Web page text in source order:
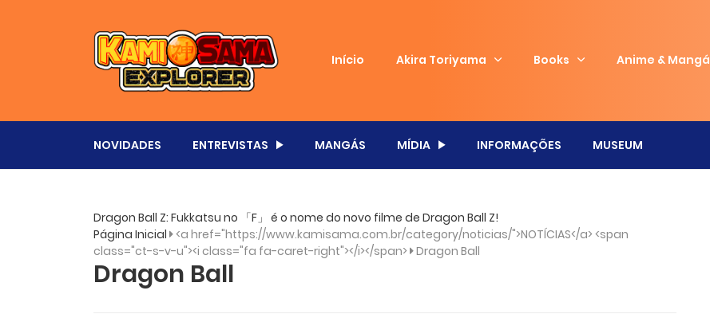
Início Akira Toriyama Books Anime & Mangá
NOVIDADES ENTREVISTAS MANGÁS MÍDIA INFORMAÇÕES MUSEUM
Dragon Ball Z: Fukkatsu no 「F」 é o nome do novo filme de Dragon Ball Z!
Página Inicial <a href="https://www.kamisama.com.br/category/noticias/">NOTÍCIAS</a> <span
class="ct-s-v-u"><i class="fa fa-caret-right"></i></span> Dragon Ball
Dragon Ball